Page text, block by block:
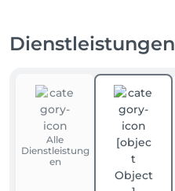
Dienstleistungen
Alle
Dienstleistung
en